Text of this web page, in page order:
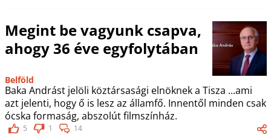
Megint be vagyunk csapva,
ahogy 36 éve egyfolytában
Belföld
Baka Andrást jelöli köztársasági elnöknek a Tisza ...ami
azt jelenti, hogy ő is lesz az államfő. Innentől minden csak
ócska formaság, abszolút filmszínház.
5 1 14